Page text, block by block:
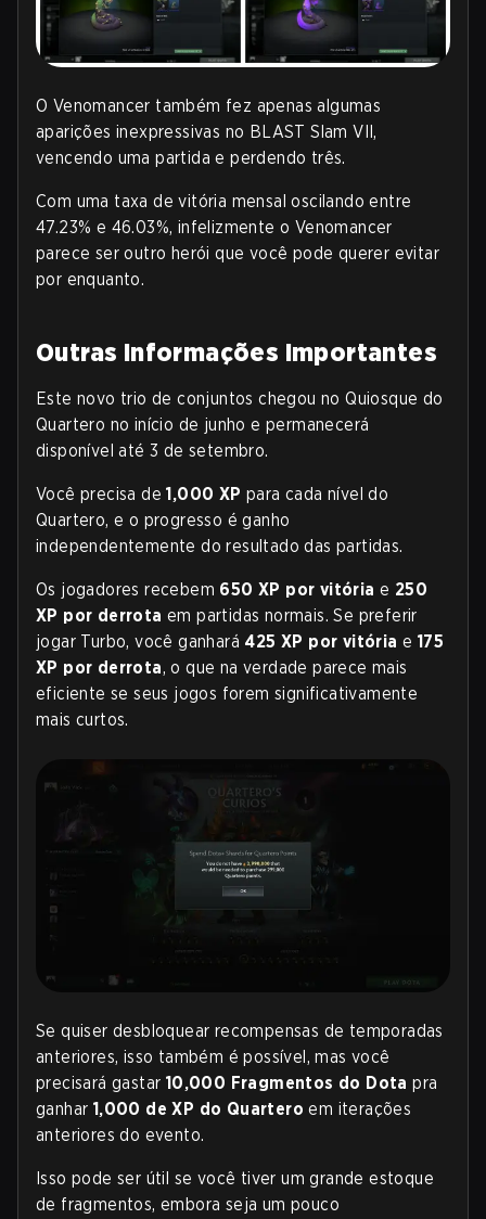
O Venomancer também fez apenas algumas
aparições inexpressivas no BLAST Slam VII,
vencendo uma partida e perdendo três.
Com uma taxa de vitória mensal oscilando entre
47.23% e 46.03%, infelizmente o Venomancer
parece ser outro herói que você pode querer evitar
por enquanto.
Outras Informações Importantes
Este novo trio de conjuntos chegou no Quiosque do
Quartero no início de junho e permanecerá
disponível até 3 de setembro.
Você precisa de1,000 XP para cada nível do
Quartero, e o progresso é ganho
independentemente do resultado das partidas.
Os jogadores recebem 650 XP por vitória e 250
XP por derrota em partidas normais. Se preferir
jogar Turbo, você ganhará 425 XP por vitória e 175
XP por derrota, o que na verdade parece mais
eficiente se seus jogos forem significativamente
mais curtos.
Se quiser desbloquear recompensas de temporadas
anteriores, isso também é possível, mas você
precisará gastar 10,000 Fragmentos do Dotapra
ganhar 1,000 de XP do Quarteroem iterações
anteriores do evento.
Isso pode ser útil se você tiver um grande estoque
de fragmentos, embora seja um pouco